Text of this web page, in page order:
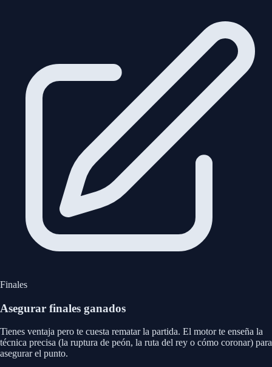
Finales
Asegurar finales ganados
Tienes ventaja pero te cuesta rematar la partida. El motor te enseña la
técnica precisa (la ruptura de peón, la ruta del rey o cómo coronar) para
asegurar el punto.